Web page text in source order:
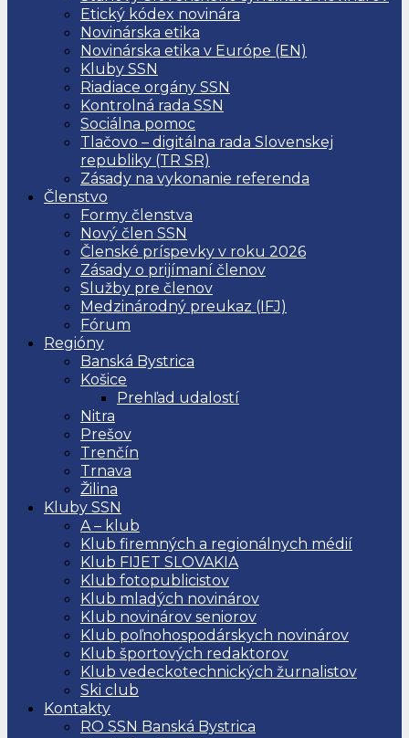
Etický kódex novinára
Novinárska etika
Novinárska etika v Európe (EN)
Kluby SSN
Riadiace orgány SSN
Kontrolná rada SSN
Sociálna pomoc
Tlačovo – digitálna rada Slovenskej
republiky (TR SR)
Zásady na vykonanie referenda
Členstvo
Formy členstva
Nový člen SSN
Členské príspevky v roku 2026
Zásady o prijímaní členov
Služby pre členov
Medzinárodný preukaz (IFJ)
Fórum
Regióny
Banská Bystrica
Košice
Prehľad udalostí
Nitra
Prešov
Trenčín
Trnava
Žilina
Kluby SSN
A – klub
Klub firemných a regionálnych médií
Klub FIJET SLOVAKIA
Klub fotopublicistov
Klub mladých novinárov
Klub novinárov seniorov
Klub poľnohospodárskych novinárov
Klub športových redaktorov
Klub vedeckotechnických žurnalistov
Ski club
Kontakty
RO SSN Banská Bystrica